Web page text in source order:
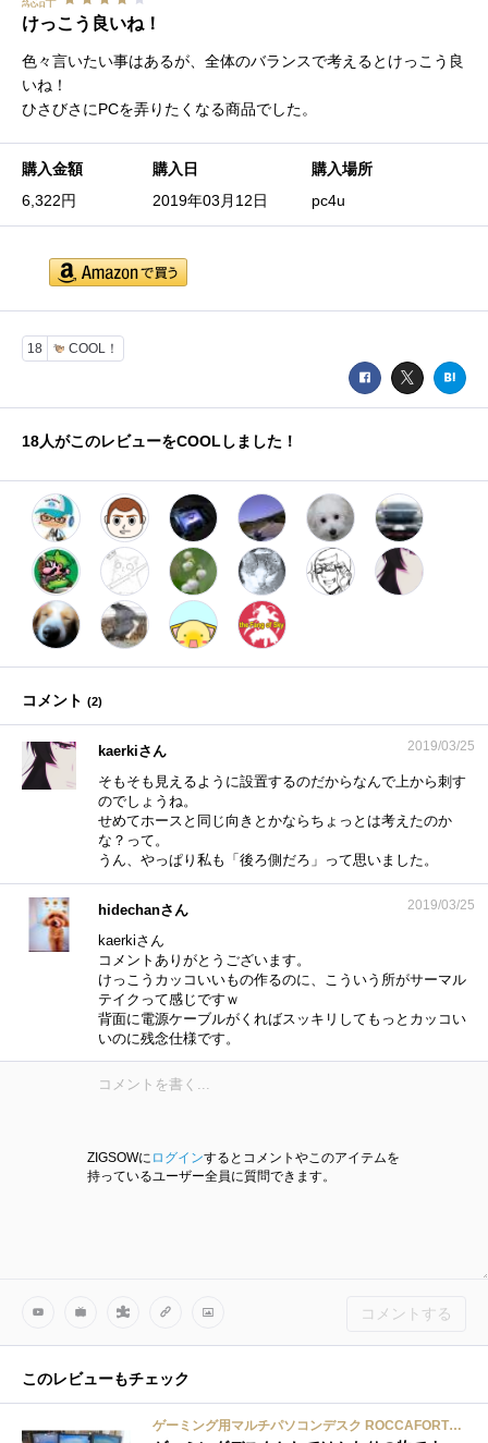
けっこう良いね！
色々言いたい事はあるが、全体のバランスで考えるとけっこう良
いね！
ひさびさにPCを弄りたくなる商品でした。
購入金額
6,322円
購入日
2019年03月12日
購入場所
pc4u
18 COOL！
18人がこのレビューをCOOLしました！
コメント (2)
kaerkiさん 2019/03/25
そもそも見えるように設置するのだからなんで上から刺す
のでしょうね。
せめてホースと同じ向きとかならちょっとは考えたのか
な？って。
うん、やっぱり私も「後ろ側だろ」って思いました。
hidechanさん 2019/03/25
kaerkiさん
コメントありがとうございます。
けっこうカッコいいもの作るのに、こういう所がサーマル
テイクって感じですｗ
背面に電源ケーブルがくればスッキリしてもっとカッコい
いのに残念仕様です。
ZIGSOWに ログインするとコメントやこのアイテムを
持っているユーザー全員に質問できます。
コメントする
このレビューもチェック
ゲーミング用マルチパソコンデスク ROCCAFORTE mS-010